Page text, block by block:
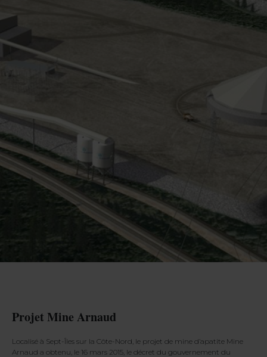
Projet Mine Arnaud
Localisé à Sept-Îles sur la Côte-Nord, le projet de mine d’apatite Mine
Arnaud a obtenu, le 16 mars 2015, le décret du gouvernement du